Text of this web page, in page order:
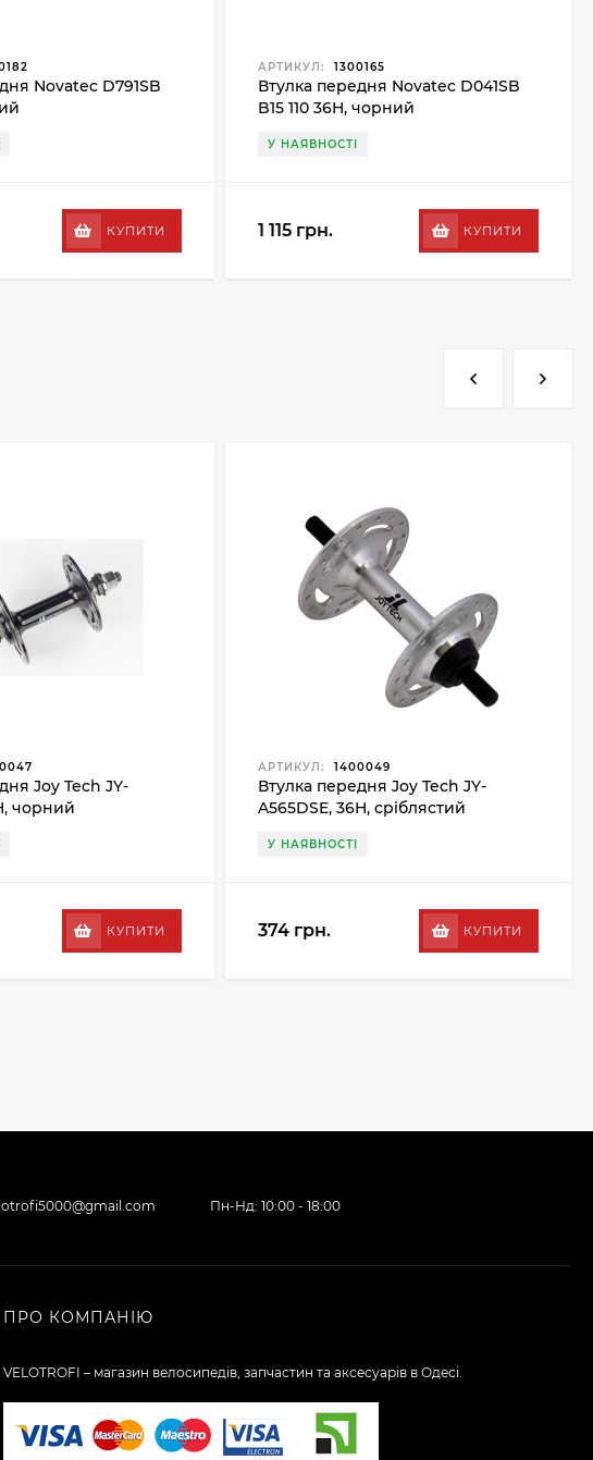
Novatec D791SB
КУПИТИ
АРТИКУЛ: 1300165
Втулка передня Novatec D041SB
B15 110 36H, чорний
У НАЯВНОСТІ
1 115 грн. КУПИТИ
Joy Tech JY-
чорний
КУПИТИ
АРТИКУЛ: 1400049
Втулка передня Joy Tech JY-
A565DSE, 36H, сріблястий
У НАЯВНОСТІ
374 грн. КУПИТИ
Пн-Нд: 10:00 - 18:00
ПРО КОМПАНІЮ
VELOTROFI – магазин велосипедів, запчастин та аксесуарів в Одесі.